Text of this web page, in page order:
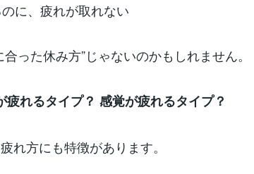
に、疲れが取れない
った休み方”じゃないのかもしれません。
疲れるタイプ？ 感覚が疲れるタイプ？
れ方にも特徴があります。